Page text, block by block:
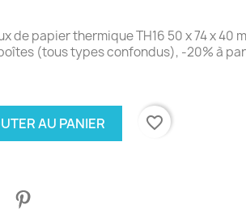
de papier thermique TH16 50 x 74 x 40
(tous types confondus), -20% à
AU PANIER favorite_border